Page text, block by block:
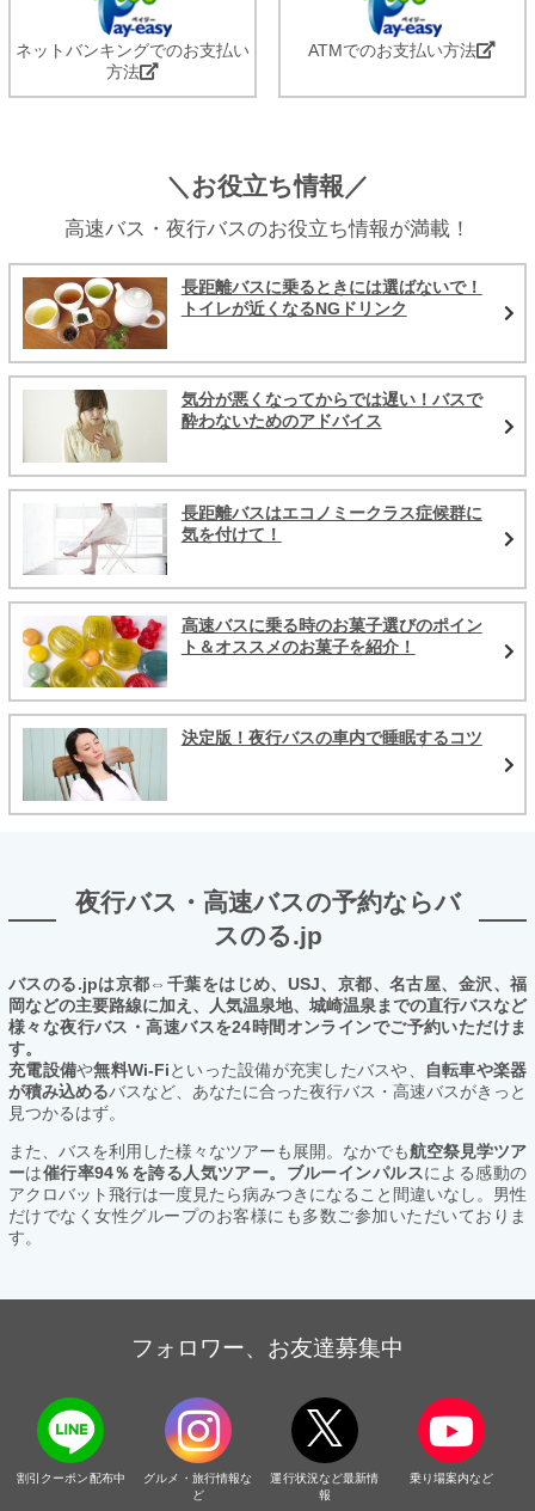
ネットバンキングでのお支払い
方法
ATMでのお支払い方法
＼お役立ち情報／
高速バス・夜行バスのお役立ち情報が満載！
長距離バスに乗るときには選ばないで！
トイレが近くなるNGドリンク
気分が悪くなってからでは遅い！バスで
酔わないためのアドバイス
長距離バスはエコノミークラス症候群に
気を付けて！
高速バスに乗る時のお菓子選びのポイン
ト＆オススメのお菓子を紹介！
決定版！夜行バスの車内で睡眠するコツ
夜行バス・高速バスの予約ならバ
スのる.jp
バスのる.jpは京都⇔千葉をはじめ、USJ、京都、名古屋、金沢、福
岡などの主要路線に加え、人気温泉地、城崎温泉までの直行バスなど
様々な夜行バス・高速バスを24時間オンラインでご予約いただけま
す。
充電設備や無料Wi-Fiといった設備が充実したバスや、
自転車や楽器
が積み込めるバスなど、あなたに合った夜行バス・高速バスがきっと
見つかるはず。
また、バスを利用した様々なツアーも展開。なかでも航空祭見学ツア
ーは催行率94％を誇る人気ツアー。ブルーインパルスによる感動の
アクロバット飛行は一度見たら病みつきになること間違いなし。男性
だけでなく女性グループのお客様にも多数ご参加いただいておりま
す。
フォロワー、お友達募集中
割引クーポン配布中
グルメ・旅行情報な
ど
運行状況など最新情
報
乗り場案内など